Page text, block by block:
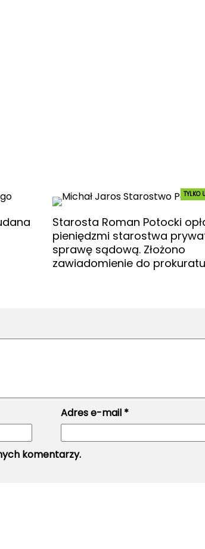
TYLKO
Starosta Roman Potocki
pieniędzmi starostwa
sprawę sądową. Złożono
zawiadomienie do
Adres e-mail *
komentarzy.